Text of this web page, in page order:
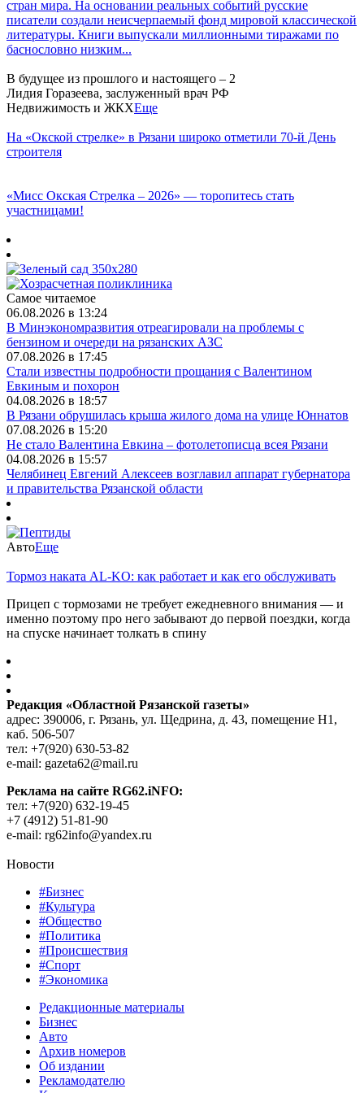
стран мира. На основании реальных событий русские
писатели создали неисчерпаемый фонд мировой классической
литературы. Книги выпускали миллионными тиражами по
баснословно низким...
В будущее из прошлого и настоящего – 2
Лидия Горазеева, заслуженный врач РФ
Недвижимость и ЖКХЕще
На «Окской стрелке» в Рязани широко отметили 70-й День
строителя
«Мисс Окская Стрелка – 2026» — торопитесь стать
участницами!
Самое читаемое
06.08.2026 в 13:24
В Минэкономразвития отреагировали на проблемы с
бензином и очереди на рязанских АЗС
07.08.2026 в 17:45
Стали известны подробности прощания с Валентином
Евкиным и похорон
04.08.2026 в 18:57
В Рязани обрушилась крыша жилого дома на улице Юннатов
07.08.2026 в 15:20
Не стало Валентина Евкина – фотолетописца всея Рязани
04.08.2026 в 15:57
Челябинец Евгений Алексеев возглавил аппарат губернатора
и правительства Рязанской области
АвтоЕще
Тормоз наката AL-KO: как работает и как его обслуживать
Прицеп с тормозами не требует ежедневного внимания — и
именно поэтому про него забывают до первой поездки, когда
на спуске начинает толкать в спину
Редакция «Областной Рязанской газеты»
адрес: 390006, г. Рязань, ул. Щедрина, д. 43, помещение Н1,
каб. 506-507
тел: +7(920) 630-53-82
e-mail: gazeta62@mail.ru
Реклама на сайте RG62.iNFO:
тел: +7(920) 632-19-45
+7 (4912) 51-81-90
e-mail: rg62info@yandex.ru
Новости
#Бизнес
#Культура
#Общество
#Политика
#Происшествия
#Спорт
#Экономика
Редакционные материалы
Бизнес
Авто
Архив номеров
Об издании
Рекламодателю